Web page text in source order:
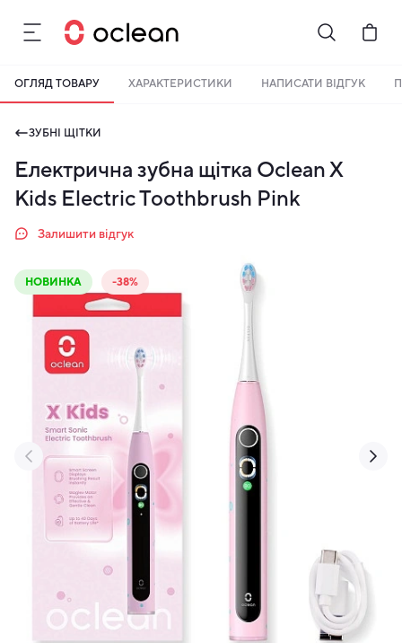
ОГЛЯД ТОВАРУ ХАРАКТЕРИСТИКИ НАПИСАТИ ВІДГУК
ЗУБНІ ЩІТКИ
Електрична зубна щітка Oclean X
Kids Electric Toothbrush Pink
Залишити відгук
‹ ›
НОВИНКА -38%